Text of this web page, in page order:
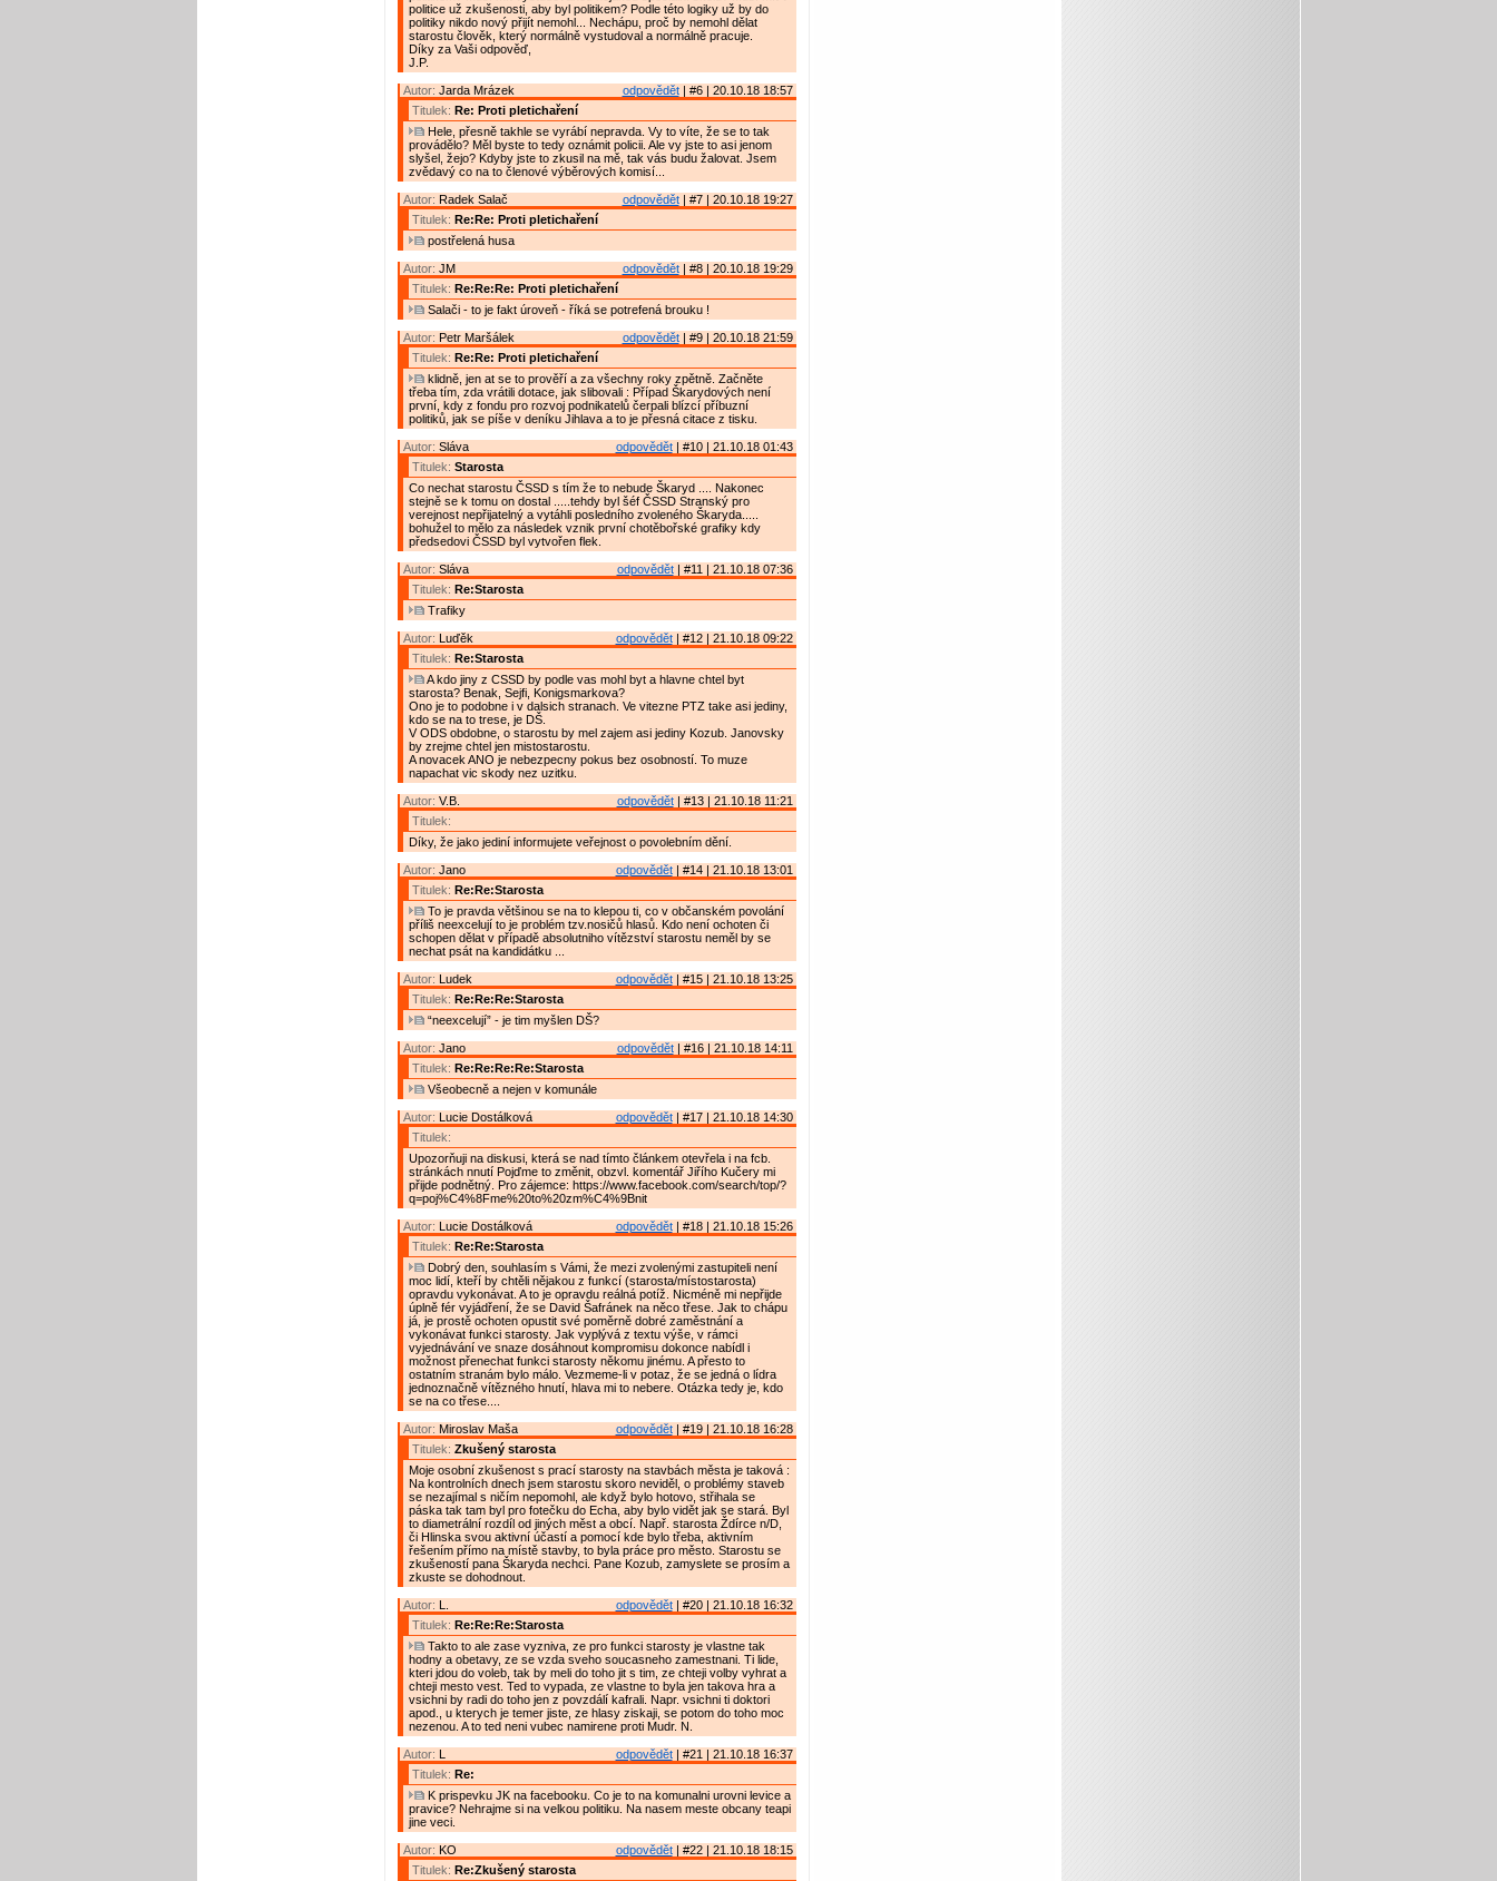
politice už zkušenosti, aby byl politikem? Podle této logiky už by do
politiky nikdo nový přijít nemohl... Nechápu, proč by nemohl dělat
starostu člověk, který normálně vystudoval a normálně pracuje.
Díky za Vaši odpověď,
J.P.
odpovědět| #6 | 20.10.18 18:57
Autor: Jarda Mrázek
Titulek: Re: Proti pletichaření
Hele, přesně takhle se vyrábí nepravda. Vy to víte, že se to tak
provádělo? Měl byste to tedy oznámit policii. Ale vy jste to asi jenom
slyšel, žejo? Kdyby jste to zkusil na mě, tak vás budu žalovat. Jsem
zvědavý co na to členové výběrových komisí...
odpovědět| #7 | 20.10.18 19:27
Autor: Radek Salač
Titulek: Re:Re: Proti pletichaření
postřelená husa
odpovědět| #8 | 20.10.18 19:29
Autor: JM
Titulek: Re:Re:Re: Proti pletichaření
Salači - to je fakt úroveň - říká se potrefená brouku !
odpovědět| #9 | 20.10.18 21:59
Autor: Petr Maršálek
Titulek: Re:Re: Proti pletichaření
klidně, jen at se to prověří a za všechny roky zpětně. Začněte
třeba tím, zda vrátili dotace, jak slibovali : Případ Škarydových není
první, kdy z fondu pro rozvoj podnikatelů čerpali blízcí příbuzní
politiků, jak se píše v deníku Jihlava a to je přesná citace z tisku.
odpovědět| #10 | 21.10.18 01:43
Autor: Sláva
Titulek: Starosta
Co nechat starostu ČSSD s tím že to nebude Škaryd .... Nakonec
stejně se k tomu on dostal .....tehdy byl šéf ČSSD Stranský pro
verejnost nepřijatelný a vytáhli posledního zvoleného Škaryda.....
bohužel to mělo za následek vznik první chotěbořské grafiky kdy
předsedovi ČSSD byl vytvořen flek.
odpovědět| #11 | 21.10.18 07:36
Autor: Sláva
Titulek: Re:Starosta
Trafiky
odpovědět| #12 | 21.10.18 09:22
Autor: Luďěk
Titulek: Re:Starosta
A kdo jiny z CSSD by podle vas mohl byt a hlavne chtel byt
starosta? Benak, Sejfi, Konigsmarkova?
Ono je to podobne i v dalsich stranach. Ve vitezne PTZ take asi jediny,
kdo se na to trese, je DŠ.
V ODS obdobne, o starostu by mel zajem asi jediny Kozub. Janovsky
by zrejme chtel jen mistostarostu.
A novacek ANO je nebezpecny pokus bez osobností. To muze
napachat vic skody nez uzitku.
odpovědět| #13 | 21.10.18 11:21
Autor: V.B.
Titulek:
Díky, že jako jediní informujete veřejnost o povolebním dění.
odpovědět| #14 | 21.10.18 13:01
Autor: Jano
Titulek: Re:Re:Starosta
To je pravda většinou se na to klepou ti, co v občanském povolání
příliš neexcelují to je problém tzv.nosičů hlasů. Kdo není ochoten či
schopen dělat v případě absolutniho vítězství starostu neměl by se
nechat psát na kandidátku ...
odpovědět| #15 | 21.10.18 13:25
Autor: Ludek
Titulek: Re:Re:Re:Starosta
“neexcelují” - je tim myšlen DŠ?
odpovědět| #16 | 21.10.18 14:11
Autor: Jano
Titulek: Re:Re:Re:Re:Starosta
Všeobecně a nejen v komunále
odpovědět| #17 | 21.10.18 14:30
Autor: Lucie Dostálková
Titulek:
Upozorňuji na diskusi, která se nad tímto článkem otevřela i na fcb.
stránkách nnutí Pojďme to změnit, obzvl. komentář Jiřího Kučery mi
přijde podnětný. Pro zájemce: https://www.facebook.com/search/top/?
q=poj%C4%8Fme%20to%20zm%C4%9Bnit
odpovědět| #18 | 21.10.18 15:26
Autor: Lucie Dostálková
Titulek: Re:Re:Starosta
Dobrý den, souhlasím s Vámi, že mezi zvolenými zastupiteli není
moc lidí, kteří by chtěli nějakou z funkcí (starosta/místostarosta)
opravdu vykonávat. A to je opravdu reálná potíž. Nicméně mi nepřijde
úplně fér vyjádření, že se David Šafránek na něco třese. Jak to chápu
já, je prostě ochoten opustit své poměrně dobré zaměstnání a
vykonávat funkci starosty. Jak vyplývá z textu výše, v rámci
vyjednávání ve snaze dosáhnout kompromisu dokonce nabídl i
možnost přenechat funkci starosty někomu jinému. A přesto to
ostatním stranám bylo málo. Vezmeme-li v potaz, že se jedná o lídra
jednoznačně vítězného hnutí, hlava mi to nebere. Otázka tedy je, kdo
se na co třese....
odpovědět| #19 | 21.10.18 16:28
Autor: Miroslav Maša
Titulek: Zkušený starosta
Moje osobní zkušenost s prací starosty na stavbách města je taková :
Na kontrolních dnech jsem starostu skoro neviděl, o problémy staveb
se nezajímal s ničím nepomohl, ale když bylo hotovo, střihala se
páska tak tam byl pro fotečku do Echa, aby bylo vidět jak se stará. Byl
to diametrální rozdíl od jiných měst a obcí. Např. starosta Ždírce n/D,
či Hlinska svou aktivní účastí a pomocí kde bylo třeba, aktivním
řešením přímo na místě stavby, to byla práce pro město. Starostu se
zkušeností pana Škaryda nechci. Pane Kozub, zamyslete se prosím a
zkuste se dohodnout.
odpovědět| #20 | 21.10.18 16:32
Autor: L.
Titulek: Re:Re:Re:Starosta
Takto to ale zase vyzniva, ze pro funkci starosty je vlastne tak
hodny a obetavy, ze se vzda sveho soucasneho zamestnani. Ti lide,
kteri jdou do voleb, tak by meli do toho jit s tim, ze chteji volby vyhrat a
chteji mesto vest. Ted to vypada, ze vlastne to byla jen takova hra a
vsichni by radi do toho jen z povzdálí kafrali. Napr. vsichni ti doktori
apod., u kterych je temer jiste, ze hlasy ziskaji, se potom do toho moc
nezenou. A to ted neni vubec namirene proti Mudr. N.
odpovědět| #21 | 21.10.18 16:37
Autor: L
Titulek: Re:
K prispevku JK na facebooku. Co je to na komunalni urovni levice a
pravice? Nehrajme si na velkou politiku. Na nasem meste obcany teapi
jine veci.
odpovědět| #22 | 21.10.18 18:15
Autor: KO
Titulek: Re:Zkušený starosta